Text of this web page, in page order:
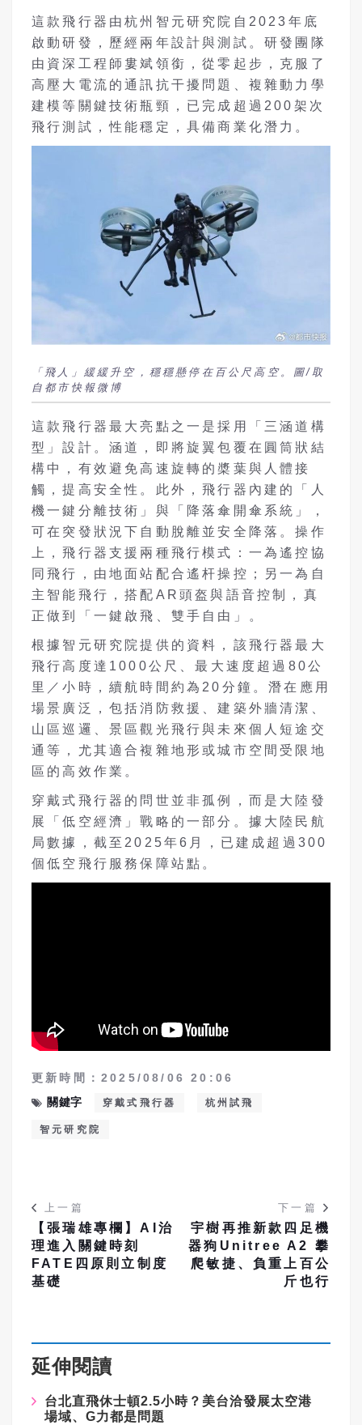
這款飛行器由杭州智元研究院自2023年底
啟動研發，歷經兩年設計與測試。研發團隊
由資深工程師婁斌領銜，從零起步，克服了
高壓大電流的通訊抗干擾問題、複雜動力學
建模等關鍵技術瓶頸，已完成超過200架次
飛行測試，性能穩定，具備商業化潛力。
「飛人」緩緩升空，穩穩懸停在百公尺高空。圖/取
自都市快報微博
這款飛行器最大亮點之一是採用「三涵道構
型」設計。涵道，即將旋翼包覆在圓筒狀結
構中，有效避免高速旋轉的槳葉與人體接
觸，提高安全性。此外，飛行器內建的「人
機一鍵分離技術」與「降落傘開傘系統」，
可在突發狀況下自動脫離並安全降落。操作
上，飛行器支援兩種飛行模式：一為遙控協
同飛行，由地面站配合遙杆操控；另一為自
主智能飛行，搭配AR頭盔與語音控制，真
正做到「一鍵啟飛、雙手自由」。
根據智元研究院提供的資料，該飛行器最大
飛行高度達1000公尺、最大速度超過80公
里／小時，續航時間約為20分鐘。潛在應用
場景廣泛，包括消防救援、建築外牆清潔、
山區巡邏、景區觀光飛行與未來個人短途交
通等，尤其適合複雜地形或城市空間受限地
區的高效作業。
穿戴式飛行器的問世並非孤例，而是大陸發
展「低空經濟」戰略的一部分。據大陸民航
局數據，截至2025年6月，已建成超過300
個低空飛行服務保障站點。
更新時間：2025/08/06 20:06
關鍵字
穿戴式飛行器 杭州試飛
智元研究院
上一篇
【張瑞雄專欄】AI治
理進入關鍵時刻
FATE四原則立制度
基礎
下一篇
宇樹再推新款四足機
器狗Unitree A2 攀
爬敏捷、負重上百公
斤也行
延伸閱讀
台北直飛休士頓2.5小時？美台洽發展太空港
場域、G力都是問題